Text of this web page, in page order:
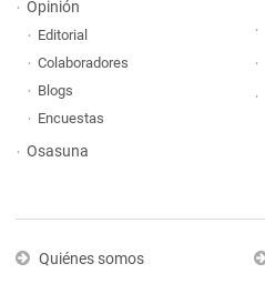
Opinión
Editorial
Colaboradores
Blogs
Encuestas
Osasuna
Quiénes somos